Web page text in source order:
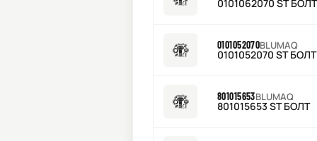
0101062070 ST БОЛТ
0101052070BLUMAQ
0101052070 ST БОЛТ
801015653BLUMAQ
801015653 ST БОЛТ